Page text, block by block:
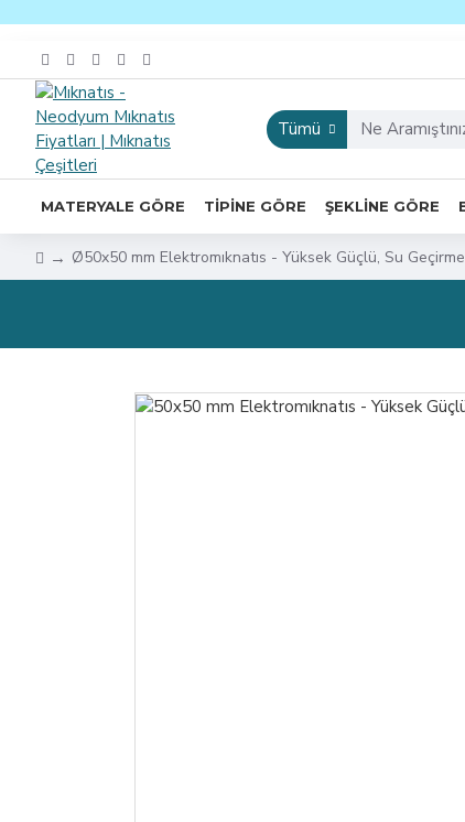
Tümü
MATERYALE GÖRE TIPINE GÖRE ŞEKLINE GÖRE
Ø50x50 mm Elektromıknatıs - Yüksek Güçlü, Su